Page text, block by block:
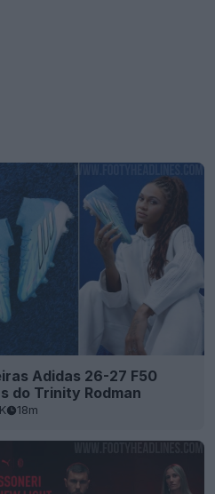
Adidas 26-27 F50
do Trinity Rodman
18m